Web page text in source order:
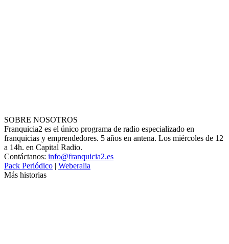
SOBRE NOSOTROS
Franquicia2 es el único programa de radio especializado en
franquicias y emprendedores. 5 años en antena. Los miércoles de 12
a 14h. en Capital Radio.
Contáctanos: info@franquicia2.es
Pack Periódico | Weberalia
Más historias